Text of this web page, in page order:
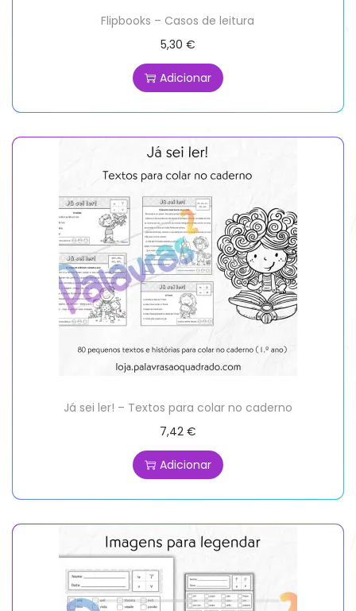
Flipbooks – Casos de leitura
5,30 €
Adicionar
Já sei ler! – Textos para colar no caderno
7,42 €
Adicionar